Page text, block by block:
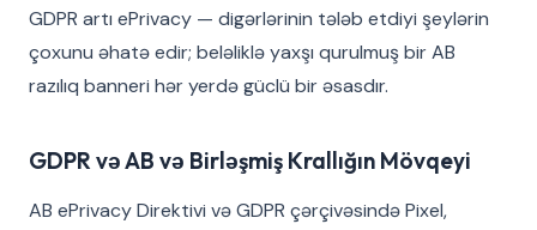
GDPR artı ePrivacy — digərlərinin tələb etdiyi şeylərin
çoxunu əhatə edir; beləliklə yaxşı qurulmuş bir AB
razılıq banneri hər yerdə güclü bir əsasdır.
GDPR və AB və Birləşmiş Krallığın Mövqeyi
AB ePrivacy Direktivi və GDPR çərçivəsində Pixel,